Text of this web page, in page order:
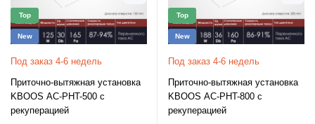
Top
New
Под заказ 4-6 недель
Приточно-вытяжная установка
KBOOS AC-PHT-500 с
рекуперацией
Top
New
Под заказ 4-6 недель
Приточно-вытяжная установка
KBOOS AC-PHT-800 с
рекуперацией